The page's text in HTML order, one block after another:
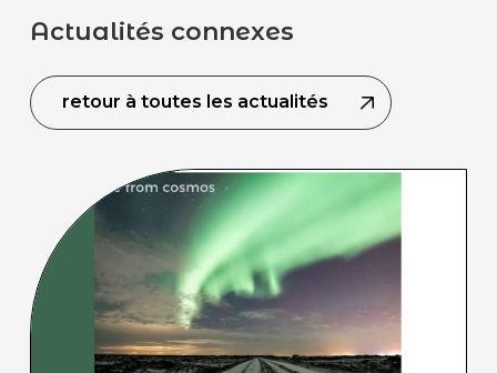
Actualités connexes
retour à toutes les actualités